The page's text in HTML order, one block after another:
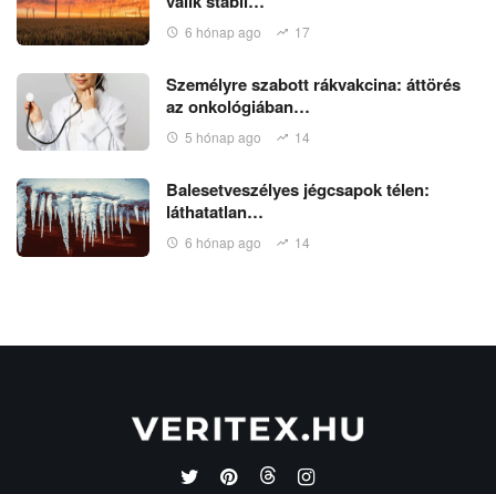
6 hónap ago 17
Személyre szabott rákvakcina: áttörés
az onkológiában…
5 hónap ago 14
Balesetveszélyes jégcsapok télen:
láthatatlan…
6 hónap ago 14